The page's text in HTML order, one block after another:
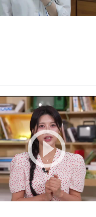
play_circle_outline